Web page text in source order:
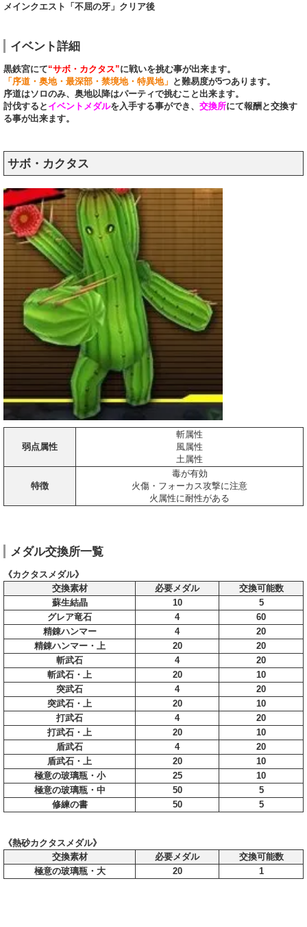
メインクエスト「不屈の牙」クリア後
イベント詳細
黒鉄宮にて“サボ・カクタス”に戦いを挑む事が出来ます。
「序道・奥地・最深部・禁境地・特異地」 と難易度が5つあります。
序道はソロのみ、奥地以降はパーティで挑むこと出来ます。
討伐すると イベントメダルを入手する事ができ、 交換所にて報酬と交換す
る事が出来ます。
サボ・カクタス
弱点属性
斬属性
風属性
土属性
特徴
毒が有効
火傷・フォーカス攻撃に注意
火属性に耐性がある
メダル交換所一覧
《カクタスメダル》
交換素材
必要メダル
交換可能数
蘇生結晶
10
5
グレア竜石
4
60
精錬ハンマー
4
20
精錬ハンマー・上
20
20
斬武石
4
20
斬武石・上
20
10
突武石
4
20
突武石・上
20
10
打武石
4
20
打武石・上
20
10
盾武石
4
20
盾武石・上
20
10
極意の玻璃瓶・小
25
10
極意の玻璃瓶・中
50
5
修練の書
50 5
《熱砂カクタスメダル》
交換素材
必要メダル
交換可能数
極意の玻璃瓶・大
20 1